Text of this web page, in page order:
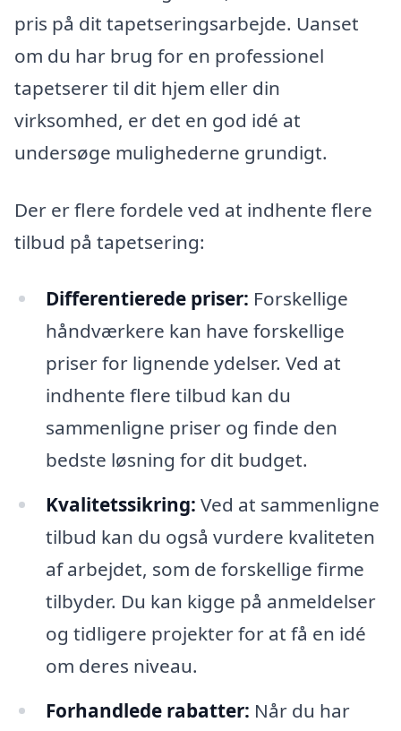
pris på dit tapetseringsarbejde. Uanset
om du har brug for en professionel
tapetserer til dit hjem eller din
virksomhed, er det en god idé at
undersøge mulighederne grundigt.
Der er flere fordele ved at indhente flere
tilbud på tapetsering:
Differentierede priser: Forskellige
håndværkere kan have forskellige
priser for lignende ydelser. Ved at
indhente flere tilbud kan du
sammenligne priser og finde den
bedste løsning for dit budget.
Kvalitetssikring: Ved at sammenligne
tilbud kan du også vurdere kvaliteten
af arbejdet, som de forskellige firme
tilbyder. Du kan kigge på anmeldelser
og tidligere projekter for at få en idé
om deres niveau.
Forhandlede rabatter: Når du har